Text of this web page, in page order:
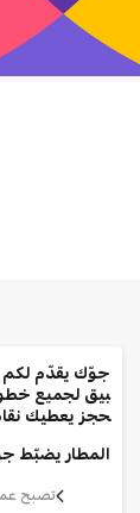
جوّك يقدّم لكم
بيق لجميع
حجز يعطيك
المطار يضبّط جوّك عن طريق 4
تصبح